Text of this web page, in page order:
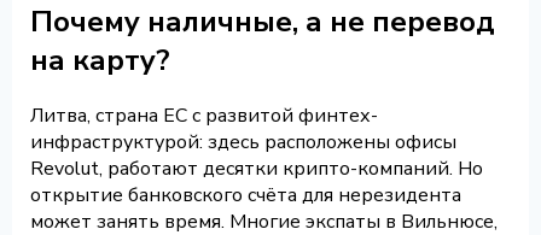
Почему наличные, а не перевод
на карту?
Литва, страна ЕС с развитой финтех-
инфраструктурой: здесь расположены офисы
Revolut, работают десятки крипто-компаний. Но
открытие банковского счёта для нерезидента
может занять время. Многие экспаты в Вильнюсе,